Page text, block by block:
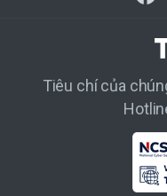
Tiêu chí của